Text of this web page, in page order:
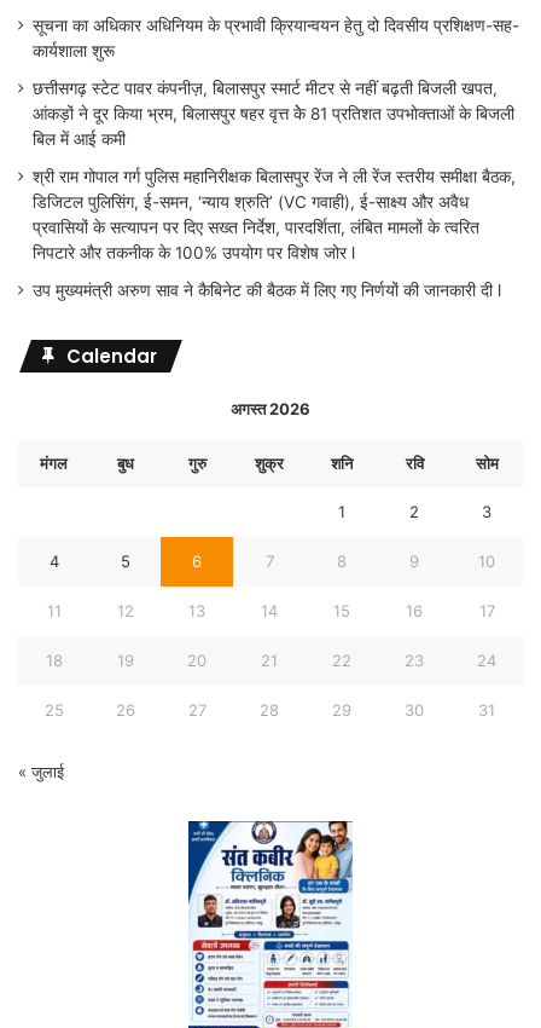
सूचना का अधिकार अधिनियम के प्रभावी क्रियान्वयन हेतु दो दिवसीय प्रशिक्षण-सह-
कार्यशाला शुरू
छत्तीसगढ़ स्टेट पावर कंपनीज़, बिलासपुर स्मार्ट मीटर से नहीं बढ़ती बिजली खपत,
आंकड़ों ने दूर किया भ्रम, बिलासपुर षहर वृत्त केे 81 प्रतिशत उपभोक्ताओं के बिजली
बिल में आई कमी
श्री राम गोपाल गर्ग पुलिस महानिरीक्षक बिलासपुर रेंज ने ली रेंज स्तरीय समीक्षा बैठक,
डिजिटल पुलिसिंग, ई-समन, ‘न्याय श्रुति’ (VC गवाही), ई-साक्ष्य और अवैध
प्रवासियों के सत्यापन पर दिए सख्त निर्देश, पारदर्शिता, लंबित मामलों के त्वरित
निपटारे और तकनीक के 100% उपयोग पर विशेष जोर l
उप मुख्यमंत्री अरुण साव ने कैबिनेट की बैठक में लिए गए निर्णयों की जानकारी दी l
Calendar
अगस्त 2026
मंगल बुध गुरु शुक्र शनि रवि सोम
1 2 3
4 5 6 7 8 9 10
11 12 13 14 15 16 17
18 19 20 21 22 23 24
25 26 27 28 29 30 31
« जुलाई